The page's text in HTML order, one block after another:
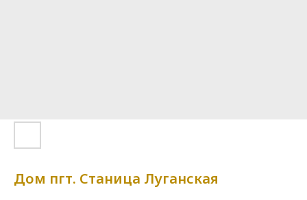
Дом пгт. Станица Луганская